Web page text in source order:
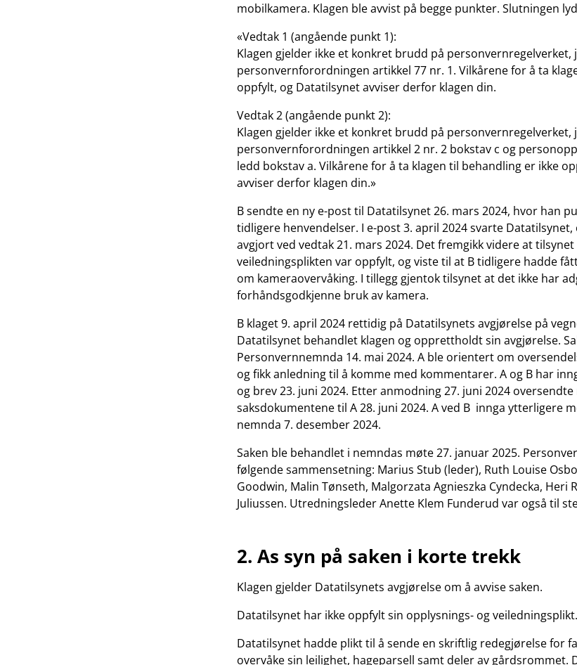
mobilkamera. Klagen ble avvist på begge punkter. Slutningen
«Vedtak 1 (angående punkt 1):
Klagen gjelder ikke et konkret brudd på personvernregelverket,
personvernforordningen artikkel 77 nr. 1. Vilkårene for å ta
oppfylt, og Datatilsynet avviser derfor klagen din.
Vedtak 2 (angående punkt 2):
Klagen gjelder ikke et konkret brudd på personvernregelverket,
personvernforordningen artikkel 2 nr. 2 bokstav c og
ledd bokstav a. Vilkårene for å ta klagen til behandling er ikke
avviser derfor klagen din.»
B sendte en ny e-post til Datatilsynet 26. mars 2024, hvor han
tidligere henvendelser. I e-post 3. april 2024 svarte
avgjort ved vedtak 21. mars 2024. Det fremgikk videre at
veiledningsplikten var oppfylt, og viste til at B tidligere hadde
om kameraovervåking. I tillegg gjentok tilsynet at det ikke har
forhåndsgodkjenne bruk av kamera.
B klaget 9. april 2024 rettidig på Datatilsynets avgjørelse på
Datatilsynet behandlet klagen og opprettholdt sin avgjørelse.
Personvernnemnda 14. mai 2024. A ble orientert om
og fikk anledning til å komme med kommentarer. A og B har
og brev 23. juni 2024. Etter anmodning 27. juni 2024
saksdokumentene til A 28. juni 2024. A ved B innga ytterligere
nemnda 7. desember 2024.
Saken ble behandlet i nemndas møte 27. januar 2025.
følgende sammensetning: Marius Stub (leder), Ruth Louise
Goodwin, Malin Tønseth, Malgorzata Agnieszka Cyndecka, Heri
Juliussen. Utredningsleder Anette Klem Funderud var også til
2. As syn på saken i korte trekk
Klagen gjelder Datatilsynets avgjørelse om å avvise saken.
Datatilsynet har ikke oppfylt sin opplysnings- og veiledningsplikt.
Datatilsynet hadde plikt til å sende en skriftlig redegjørelse for
overvåke sin leilighet, hageparsell samt deler av gårdsrommet.